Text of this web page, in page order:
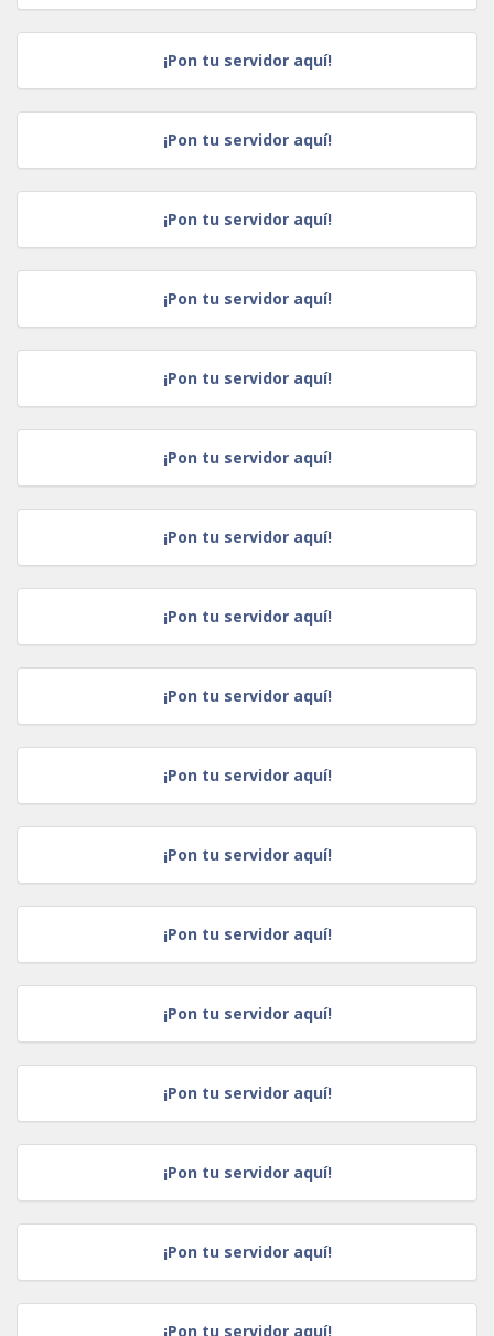
¡Pon tu servidor aquí!
¡Pon tu servidor aquí!
¡Pon tu servidor aquí!
¡Pon tu servidor aquí!
¡Pon tu servidor aquí!
¡Pon tu servidor aquí!
¡Pon tu servidor aquí!
¡Pon tu servidor aquí!
¡Pon tu servidor aquí!
¡Pon tu servidor aquí!
¡Pon tu servidor aquí!
¡Pon tu servidor aquí!
¡Pon tu servidor aquí!
¡Pon tu servidor aquí!
¡Pon tu servidor aquí!
¡Pon tu servidor aquí!
¡Pon tu servidor aquí!